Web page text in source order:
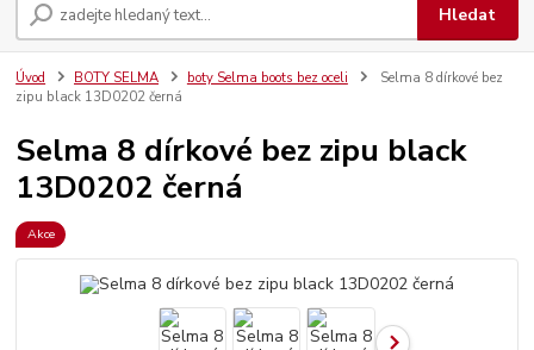
Hledat
Úvod BOTY SELMA boty Selma boots bez oceli
Selma 8 dírkové bez
zipu black 13D0202 černá
Selma 8 dírkové bez zipu black
13D0202 černá
Akce